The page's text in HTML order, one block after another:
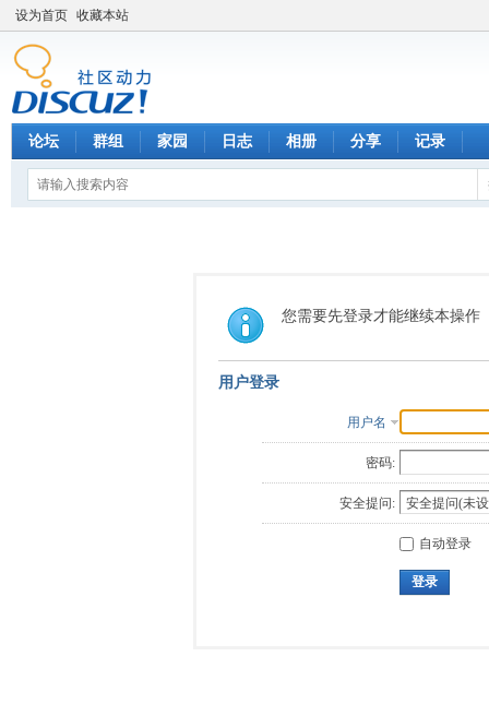
设为首页 收藏本站
论坛 群组 家园 日志 相册 分享 记录
您需要先登录才能继续本操作
用户登录
用户名
密码:
安全提问:
自动登录
登录